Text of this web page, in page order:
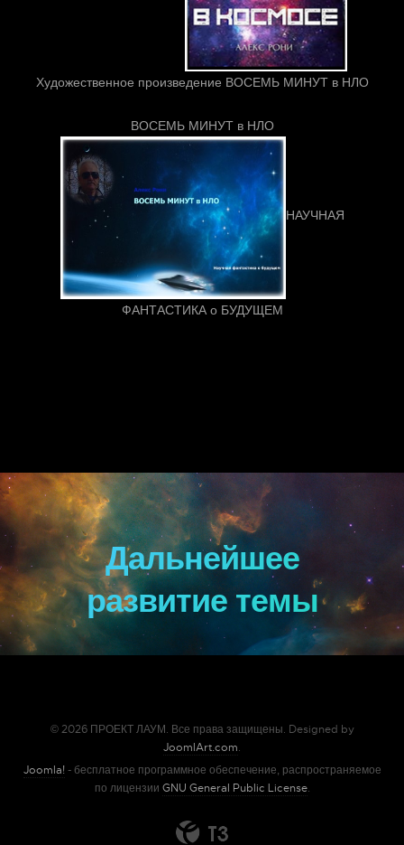
Художественное произведение ВОСЕМЬ МИНУТ в НЛО
ВОСЕМЬ МИНУТ в НЛО
НАУЧНАЯ
ФАНТАСТИКА о БУДУЩЕМ
Дальнейшее
развитие темы
© 2026 ПРОЕКТ ЛАУМ. Все права защищены. Designed by
JoomlArt.com.
Joomla!- бесплатное программное обеспечение, распространяемое
по лицензии GNU General Public License.